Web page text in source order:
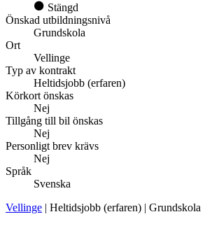
Stängd
Önskad utbildningsnivå
Grundskola
Ort
Vellinge
Typ av kontrakt
Heltidsjobb (erfaren)
Körkort önskas
Nej
Tillgång till bil önskas
Nej
Personligt brev krävs
Nej
Språk
Svenska
Vellinge | Heltidsjobb (erfaren) | Grundskola